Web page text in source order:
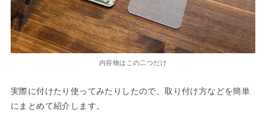
内容物はこの二つだけ
実際に付けたり使ってみたりしたので、取り付け方などを簡単
にまとめて紹介します。